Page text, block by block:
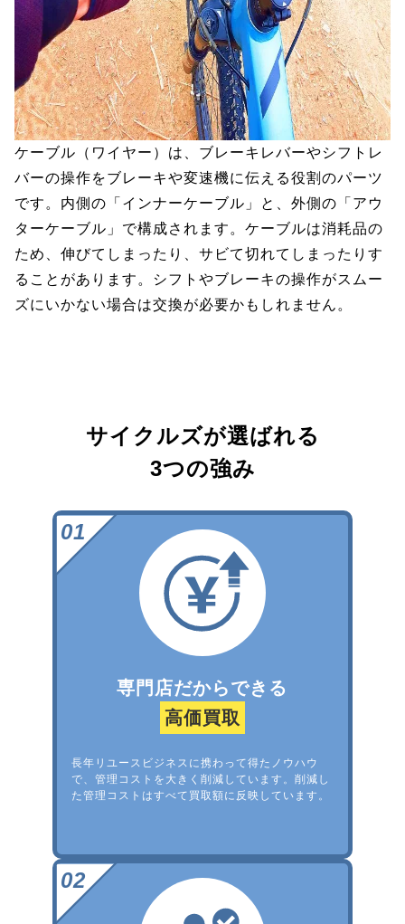
ケーブル（ワイヤー）は、ブレーキレバーやシフトレ
バーの操作をブレーキや変速機に伝える役割のパーツ
です。内側の「インナーケーブル」と、外側の「アウ
ターケーブル」で構成されます。ケーブルは消耗品の
ため、伸びてしまったり、サビて切れてしまったりす
ることがあります。シフトやブレーキの操作がスムー
ズにいかない場合は交換が必要かもしれません。
サイクルズが選ばれる
3つの強み
専門店だからできる
高価買取
長年リユースビジネスに携わって得たノウハウ
で、管理コストを大きく削減しています。削減し
た管理コストはすべて買取額に反映しています。